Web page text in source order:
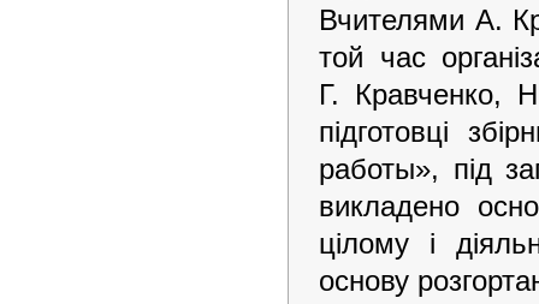
Вчителями А.
той час
Г. Кравченко,
підготовці
работы», під
викладено
цілому і
основу